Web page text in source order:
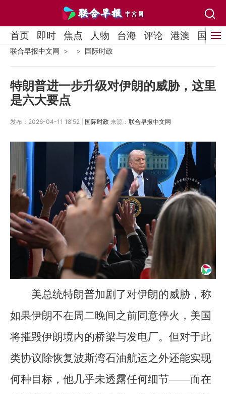
首页 即时 焦点 人物 台海 评论 港澳 国际
联合早报中文网 国际时政
特朗普进一步升级对伊朗的威胁，这里
是六大要点
发布：2026-04-11 18:52 | 国际时政 来源： 联合早报中文网
美总统特朗普加剧了对伊朗的威胁，称
如果伊朗不在周二晚间之前同意停火，美国
将摧毁伊朗境内的桥梁与发电厂。但对于此
类协议除恢复波斯湾石油航运之外还能实现
何种目标，他几乎未透露任何细节——而在